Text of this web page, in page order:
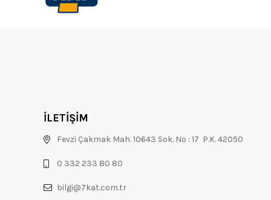
İLETİŞİM
Fevzi Çakmak Mah. 10643 Sok. No : 17 P.K. 42050
0 332 233 80 80
bilgi@7kat.com.tr